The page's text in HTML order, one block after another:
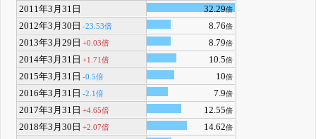
2011年3月31日 32.29倍
2012年3月30日 -23.53倍 8.76倍
2013年3月29日 +0.03倍 8.79倍
2014年3月31日 +1.71倍 10.5倍
2015年3月31日 -0.5倍 10倍
2016年3月31日 -2.1倍 7.9倍
2017年3月31日 +4.65倍 12.55倍
2018年3月30日 +2.07倍 14.62倍